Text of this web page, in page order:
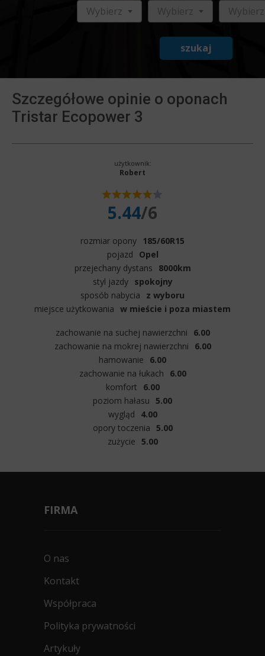
Wybierz
Wybierz
Wybierz
szukaj
Szczegółowe opinie o oponach
Tristar Ecopower 3
użytkownik:
Robert
5.44/6
rozmiar opony 185/60R15
pojazd
Opel
przejechany dystans
8000km
styl jazdy
spokojny
sposób nabycia
z wyboru
miejsce użytkowania w mieście i poza miastem
zachowanie na suchej nawierzchni
6.00
zachowanie na mokrej nawierzchni
6.00
hamowanie
6.00
zachowanie na łukach
6.00
komfort
6.00
poziom hałasu 5.00
wygląd
4.00
opory toczenia 5.00
zużycie 5.00
FIRMA
O nas
Kontakt
Współpraca
Polityka prywatności
Artykuły